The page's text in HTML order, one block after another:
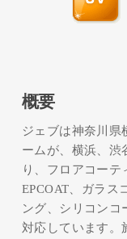
概要
ジェブは神奈川県
ームが、横浜、渋
り、フロアコー
EPCOAT、ガラス
ング、シリコンコ
対応しています。